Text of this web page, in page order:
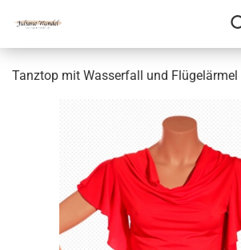
Tanztop mit Wasserfall und Flügelärmel